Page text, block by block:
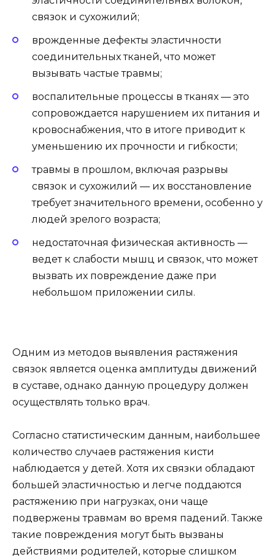
связок и сухожилий;
врожденные дефекты эластичности
соединительных тканей, что может
вызывать частые травмы;
воспалительные процессы в тканях — это
сопровождается нарушением их питания и
кровоснабжения, что в итоге приводит к
уменьшению их прочности и гибкости;
травмы в прошлом, включая разрывы
связок и сухожилий — их восстановление
требует значительного времени, особенно у
людей зрелого возраста;
недостаточная физическая активность —
ведет к слабости мышц и связок, что может
вызвать их повреждение даже при
небольшом приложении силы.
Одним из методов выявления растяжения
связок является оценка амплитуды движений
в суставе, однако данную процедуру должен
осуществлять только врач.
Согласно статистическим данным, наибольшее
количество случаев растяжения кисти
наблюдается у детей. Хотя их связки обладают
большей эластичностью и легче поддаются
растяжению при нагрузках, они чаще
подвержены травмам во время падений. Также
такие повреждения могут быть вызваны
действиями родителей, которые слишком